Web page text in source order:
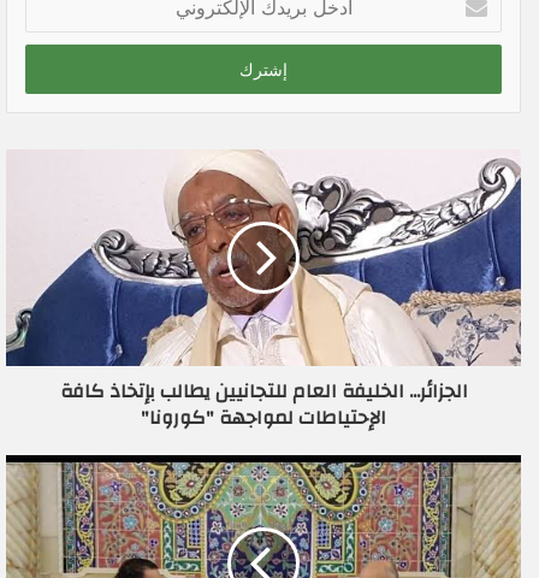
خ
ب
د
ك
إ
ل
ك
الجزائر... الخليفة العام للتجانيين يطالب بإتخاذ كافة
الإحتياطات لمواجهة "كورونا"